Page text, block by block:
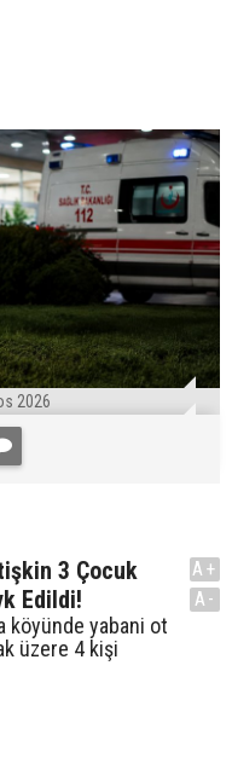
2026
3 Çocuk
Edildi!
köyünde yabani ot
üzere 4 kişi
A+
A-